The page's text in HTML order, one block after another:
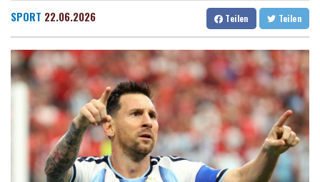
Dresden
Wien
28 °C
Salzburg
28 °C
Baden-Baden
22 °C
13 Tote bei ukrainischem Drohnenangriff in Zentralrussland
Leichtathletik-EM: Starke Mabry erreicht Finale als Beste
Goldener Schuh: Verleihung für Kane am 19. August
Leichtathletik-EM: Starke Mabry erreicht Finale
Sommerreise von Verkehrsminister Bilger startet mit ICE-Panne
Kampf gegen Geldwäsche: Klingbeil will Beschlagnahme von
Vermögen erleichtern
SPORT 22.06.2026 Teilen Teilen